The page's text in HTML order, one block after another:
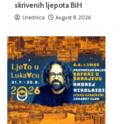
skrivenih ljepota BiH
Urednica August 8, 2026